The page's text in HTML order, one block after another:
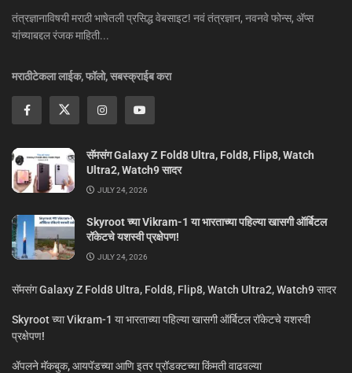
तंत्रज्ञानाविषयी मराठी भाषेतली प्रसिद्ध वेबसाइट! नवं तंत्रज्ञान, नवनवे फोन्स, ॲप्स
यांच्याबद्दल रंजक माहिती...
मराठीटेकला लाईक, फॉलो, सबस्क्राईब करा
सॅमसंग Galaxy Z Fold8 Ultra, Fold8, Flip8, Watch
Ultra2, Watch9 सादर
JULY 24, 2026
Skyroot च्या Vikram-1 या भारताच्या पहिल्या खासगी ऑर्बिटल
रॉकेटचे यशस्वी प्रक्षेपण!
JULY 24, 2026
सॅमसंग Galaxy Z Fold8 Ultra, Fold8, Flip8, Watch Ultra2, Watch9 सादर
Skyroot च्या Vikram-1 या भारताच्या पहिल्या खासगी ऑर्बिटल रॉकेटचे यशस्वी
प्रक्षेपण!
ॲपलने मॅकबुक, आयपॅडच्या आणि इतर प्रॉडक्टच्या किंमती वाढवल्या